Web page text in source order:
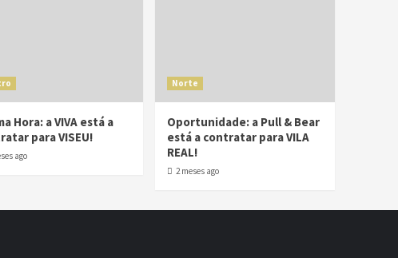
Hora: a VIVA está a
para VISEU!
ago
Norte
Oportunidade: a Pull & Bear
está a contratar para VILA
REAL!
2 meses ago